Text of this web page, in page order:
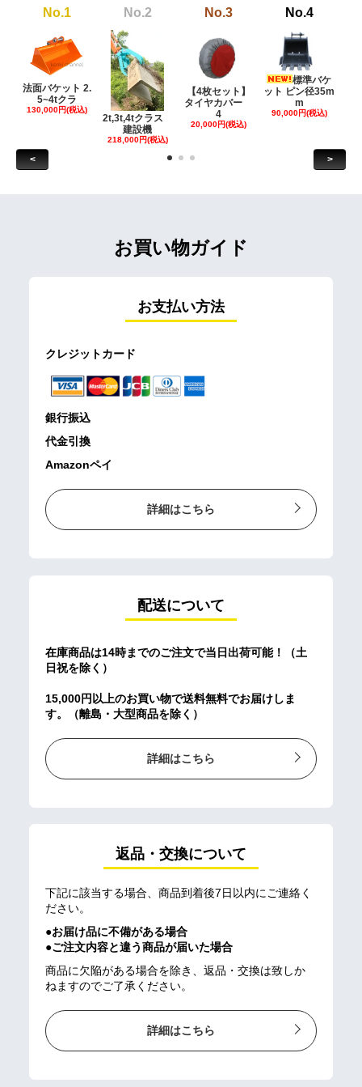
No.1
法面バケット 2.
5~4tクラ
130,000円(税込)
No.2
2t,3t,4tクラス
建設機
218,000円(税込)
No.3
【4枚セット】
タイヤカバー
4
20,000円(税込)
No.4
標準バケ
ット ピン径35m
m
90,000円(税込)
< >
お買い物ガイド
お支払い方法
クレジットカード
銀行振込
代金引換
Amazonペイ
詳細はこちら
配送について
在庫商品は14時までのご注文で当日出荷可能！（土
日祝を除く）
15,000円以上のお買い物で送料無料でお届けしま
す。（離島・大型商品を除く）
詳細はこちら
返品・交換について
下記に該当する場合、商品到着後7日以内にご連絡く
ださい。
●お届け品に不備がある場合
●ご注文内容と違う商品が届いた場合
商品に欠陥がある場合を除き、返品・交換は致しか
ねますのでご了承ください。
詳細はこちら